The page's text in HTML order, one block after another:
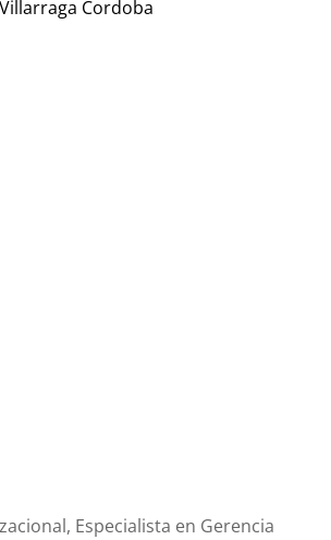
Especialista en Gerencia